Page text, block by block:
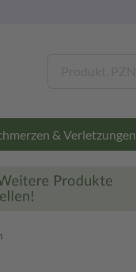
& Verletzungen